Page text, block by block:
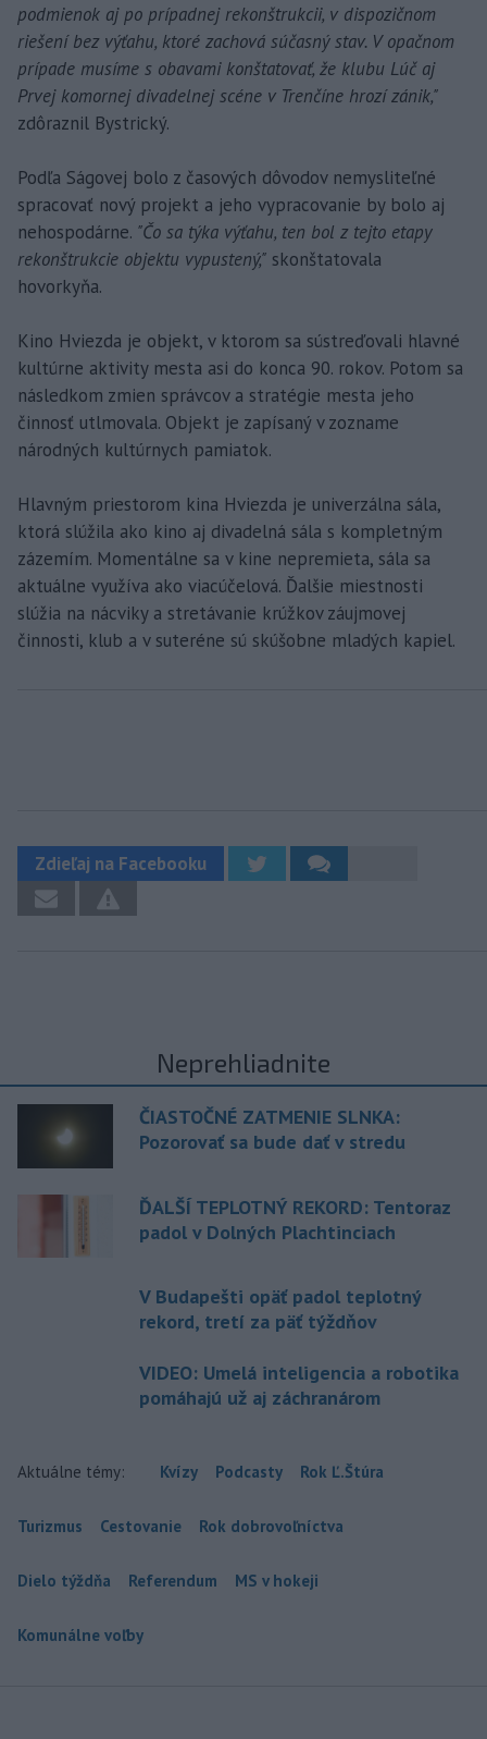
podmienok aj po prípadnej rekonštrukcii, v dispozičnom
riešení bez výťahu, ktoré zachová súčasný stav. V opačnom
prípade musíme s obavami konštatovať, že klubu Lúč aj
Prvej komornej divadelnej scéne v Trenčíne hrozí zánik,"
zdôraznil Bystrický.
Podľa Ságovej bolo z časových dôvodov nemysliteľné
spracovať nový projekt a jeho vypracovanie by bolo aj
nehospodárne. "Čo sa týka výťahu, ten bol z tejto etapy
rekonštrukcie objektu vypustený," skonštatovala
hovorkyňa.
Kino Hviezda je objekt, v ktorom sa sústreďovali hlavné
kultúrne aktivity mesta asi do konca 90. rokov. Potom sa
následkom zmien správcov a stratégie mesta jeho
činnosť utlmovala. Objekt je zapísaný v zozname
národných kultúrnych pamiatok.
Hlavným priestorom kina Hviezda je univerzálna sála,
ktorá slúžila ako kino aj divadelná sála s kompletným
zázemím. Momentálne sa v kine nepremieta, sála sa
aktuálne využíva ako viacúčelová. Ďalšie miestnosti
slúžia na nácviky a stretávanie krúžkov záujmovej
činnosti, klub a v suteréne sú skúšobne mladých kapiel.
Zdieľaj na Facebooku
Neprehliadnite
ČIASTOČNÉ ZATMENIE SLNKA:
Pozorovať sa bude dať v stredu
ĎALŠÍ TEPLOTNÝ REKORD: Tentoraz
padol v Dolných Plachtinciach
V Budapešti opäť padol teplotný
rekord, tretí za päť týždňov
VIDEO: Umelá inteligencia a robotika
pomáhajú už aj záchranárom
Aktuálne témy: Kvízy Podcasty Rok Ľ.Štúra
Turizmus Cestovanie Rok dobrovoľníctva
Dielo týždňa Referendum MS v hokeji
Komunálne voľby